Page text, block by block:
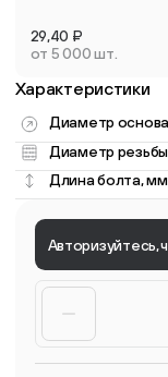
29,40 ₽
от 5 000 шт.
Характеристики
Диаметр
Диаметр
Длина болта, мм
Авторизуйтесь,